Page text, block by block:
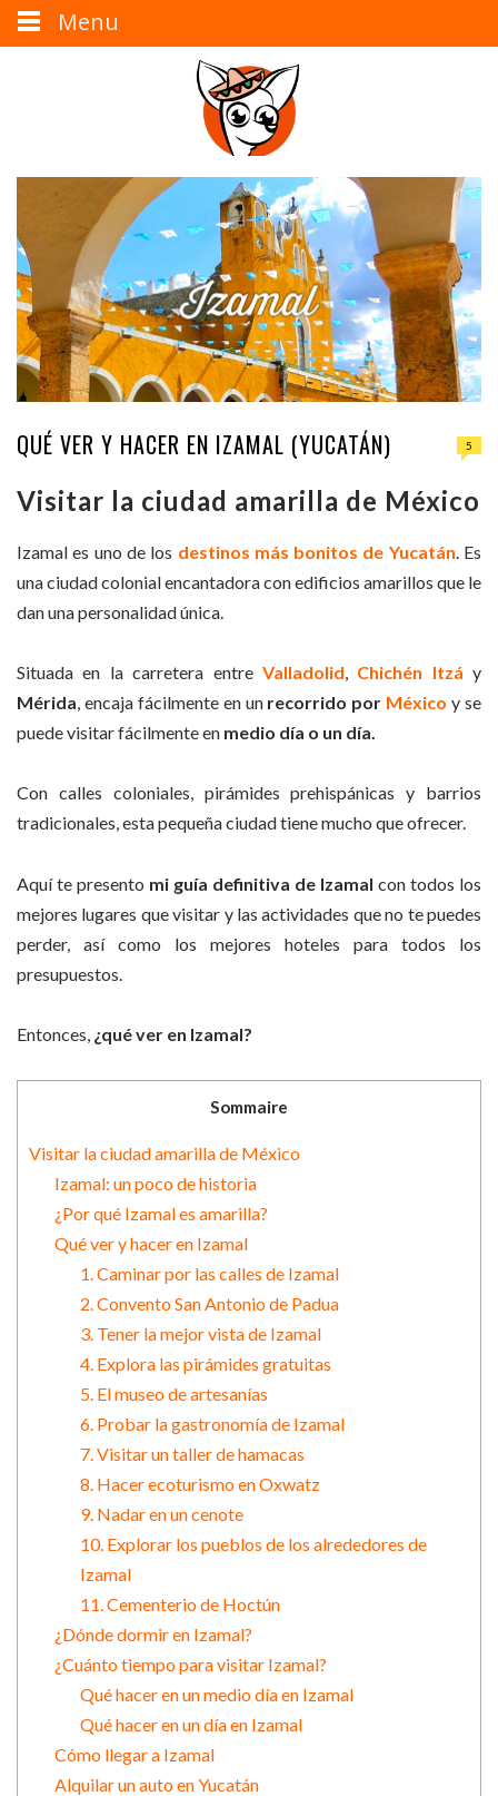
QUÉ VER Y HACER EN IZAMAL (YUCATÁN) 5
Visitar la ciudad amarilla de México
Izamal es uno de los destinos más bonitos de Yucatán . Es
una ciudad colonial encantadora con edificios amarillos que le
dan una personalidad única.
Situada en la carretera entre Valladolid, Chichén Itzá y
Mérida, encaja fácilmente en un recorrido por México y se
puede visitar fácilmente en medio día o un día.
Con calles coloniales, pirámides prehispánicas y barrios
tradicionales, esta pequeña ciudad tiene mucho que ofrecer.
Aquí te presento mi guía definitiva de Izamal con todos los
mejores lugares que visitar y las actividades que no te puedes
perder, así como los mejores hoteles para todos los
presupuestos.
Entonces, ¿qué ver en Izamal?
Sommaire
Visitar la ciudad amarilla de México
Izamal: un poco de historia
¿Por qué Izamal es amarilla?
Qué ver y hacer en Izamal
1. Caminar por las calles de Izamal
2. Convento San Antonio de Padua
3. Tener la mejor vista de Izamal
4. Explora las pirámides gratuitas
5. El museo de artesanías
6. Probar la gastronomía de Izamal
7. Visitar un taller de hamacas
8. Hacer ecoturismo en Oxwatz
9. Nadar en un cenote
10. Explorar los pueblos de los alrededores de
Izamal
11. Cementerio de Hoctún
¿Dónde dormir en Izamal?
¿Cuánto tiempo para visitar Izamal?
Qué hacer en un medio día en Izamal
Qué hacer en un día en Izamal
Cómo llegar a Izamal
Alquilar un auto en Yucatán
Menu